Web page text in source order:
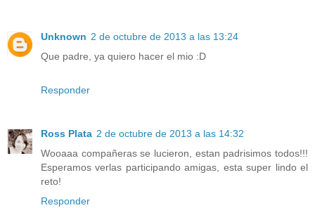
Unknown 2 de octubre de 2013 a las 13:24
Que padre, ya quiero hacer el mio :D
Responder
Ross Plata 2 de octubre de 2013 a las 14:32
Wooaaa compañeras se lucieron, estan padrisimos todos!!!
Esperamos verlas participando amigas, esta super lindo el
reto!
Responder